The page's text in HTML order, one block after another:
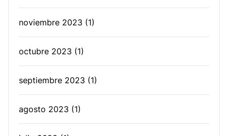
noviembre 2023 (1)
octubre 2023 (1)
septiembre 2023 (1)
agosto 2023 (1)